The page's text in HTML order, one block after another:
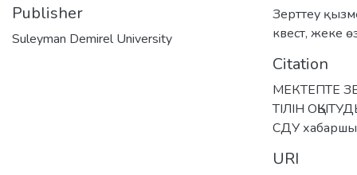
Publisher
Suleyman Demirel University
Зерттеу
квест, жеке
Citation
МЕКТЕПТЕ
ТІЛІН
СДУ
URI